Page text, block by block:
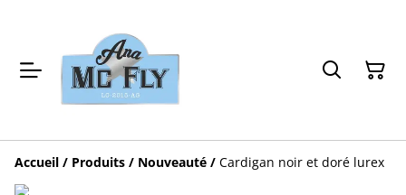
Accueil / Produits / Nouveauté / Cardigan noir et doré lurex